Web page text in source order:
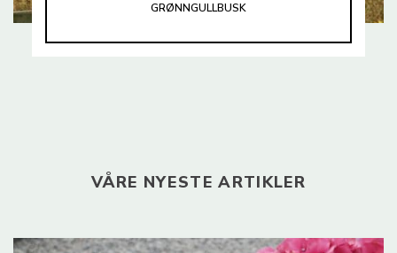
GRØNNGULLBUSK
VÅRE NYESTE ARTIKLER